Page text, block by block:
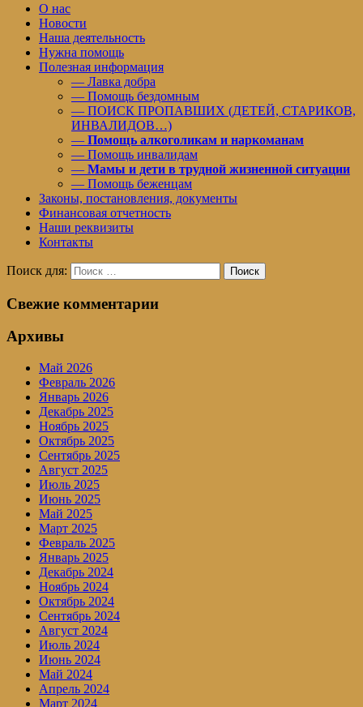
О нас
Новости
Наша деятельность
Нужна помощь
Полезная информация
— Лавка добра
— Помощь бездомным
— ПОИСК ПРОПАВШИХ (ДЕТЕЙ, СТАРИКОВ,
ИНВАЛИДОВ…)
— Помощь алкоголикам и наркоманам
— Помощь инвалидам
— Мамы и дети в трудной жизненной ситуации
— Помощь беженцам
Законы, постановления, документы
Финансовая отчетность
Наши реквизиты
Контакты
Поиск для: Поиск
Свежие комментарии
Архивы
Май 2026
Февраль 2026
Январь 2026
Декабрь 2025
Ноябрь 2025
Октябрь 2025
Сентябрь 2025
Август 2025
Июль 2025
Июнь 2025
Май 2025
Март 2025
Февраль 2025
Январь 2025
Декабрь 2024
Ноябрь 2024
Октябрь 2024
Сентябрь 2024
Август 2024
Июль 2024
Июнь 2024
Май 2024
Апрель 2024
Март 2024